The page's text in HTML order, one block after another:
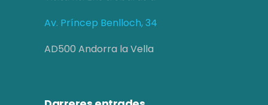
Av. Príncep Benlloch, 34
AD500 Andorra la Vella